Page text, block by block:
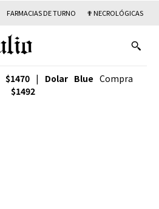
FARMACIAS DE TURNO ✟ NECROLÓGICAS
$1470 | Dolar Blue Compra
$1492